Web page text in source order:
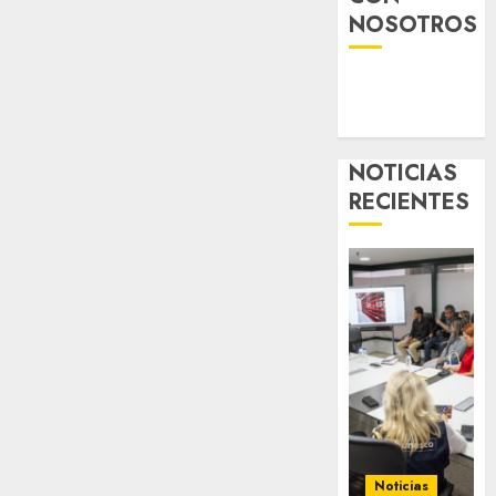
NOSOTROS
NOTICIAS
RECIENTES
Noticias